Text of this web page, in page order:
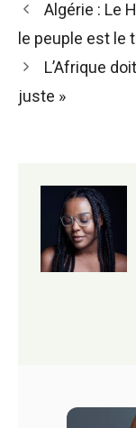
Navigation
des
Algérie : Le
le peuple est le
L’Afrique
juste »